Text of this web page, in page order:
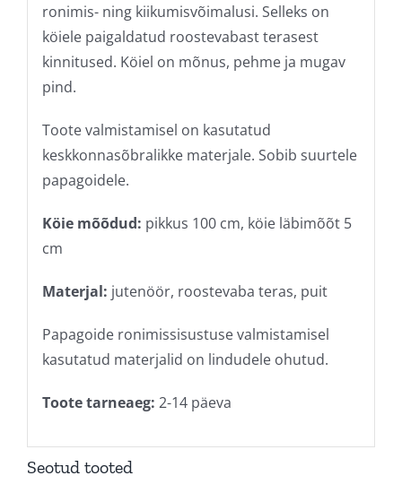
ronimis- ning kiikumisvõimalusi. Selleks on
köiele paigaldatud roostevabast terasest
kinnitused. Köiel on mõnus, pehme ja mugav
pind.
Toote valmistamisel on kasutatud
keskkonnasõbralikke materjale. Sobib suurtele
papagoidele.
Köie mõõdud: pikkus 100 cm, köie läbimõõt 5
cm
Materjal: jutenöör, roostevaba teras, puit
Papagoide ronimissisustuse valmistamisel
kasutatud materjalid on lindudele ohutud.
Toote tarneaeg: 2-14 päeva
Seotud tooted